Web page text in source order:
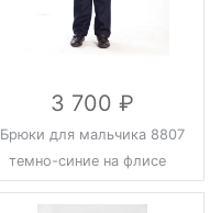
3 700
Брюки для мальчика 8807
темно-синие на флисе